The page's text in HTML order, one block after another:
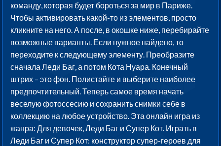
команду, которая будет бороться за мир в Париже.
Чтобы активировать какой-то из элементов, просто
кликните на него. А после, в окошке ниже, перебирайте
возможные варианты. Если нужное найдено, то
переходите к следующему элементу. Преобразите
сначала Леди Баг, а потом Кота Нуара. Конечный
штрих – это фон. Полистайте и выберите наиболее
предпочтительный. Теперь самое время начать
веселую фотоссесию и сохранить снимки себе в
коллекцию на любое устройство. Эта онлайн игра из
жанра: Для девочек, Леди Баг и Супер Кот. Играть в
Леди Баг и Супер Кот: конструктор супер-героев для